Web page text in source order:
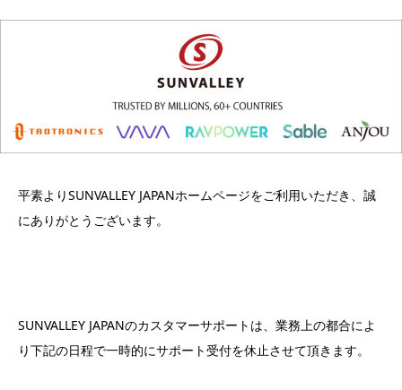
平素よりSUNVALLEY JAPANホームページをご利用いただき、誠
にありがとうございます。
SUNVALLEY JAPANのカスタマーサポートは、業務上の都合によ
り下記の日程で一時的にサポート受付を休止させて頂きます。